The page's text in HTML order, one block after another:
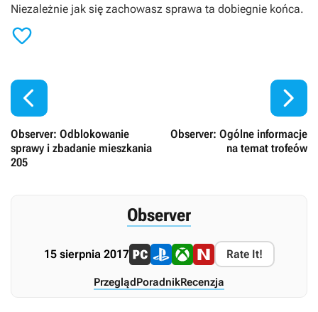
Niezależnie jak się zachowasz sprawa ta dobiegnie końca.


Observer: Odblokowanie
sprawy i zbadanie mieszkania
205
Observer: Ogólne informacje
na temat trofeów

Observer
15 sierpnia 2017 Rate It!
PrzeglądPoradnikRecenzja